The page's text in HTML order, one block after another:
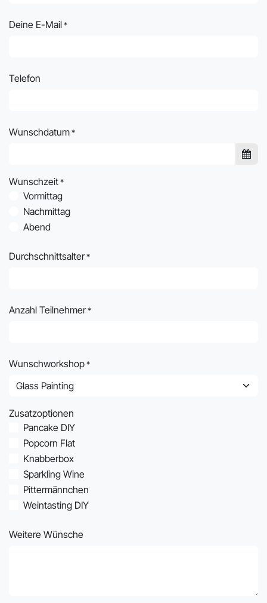
Deine E-Mail*
Telefon
Wunschdatum*
Wunschzeit*
Vormittag
Nachmittag
Abend
Durchschnittsalter*
Anzahl Teilnehmer*
Wunschworkshop*
Zusatzoptionen
Pancake DIY
Popcorn Flat
Knabberbox
Sparkling Wine
Pittermännchen
Weintasting DIY
Weitere Wünsche